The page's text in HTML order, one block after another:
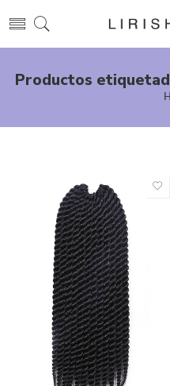
Productos